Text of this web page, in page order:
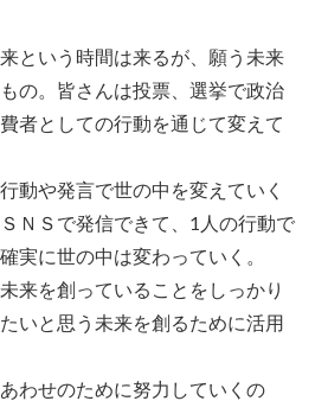
という時間は来るが、願う未来
の。皆さんは投票、選挙で政治
者としての行動を通じて変えて
動や発言で世の中を変えていく
ＮＳで発信できて、1人の行動で
実に世の中は変わっていく。
来を創っていることをしっかり
いと思う未来を創るために活用
わせのために努力していくの